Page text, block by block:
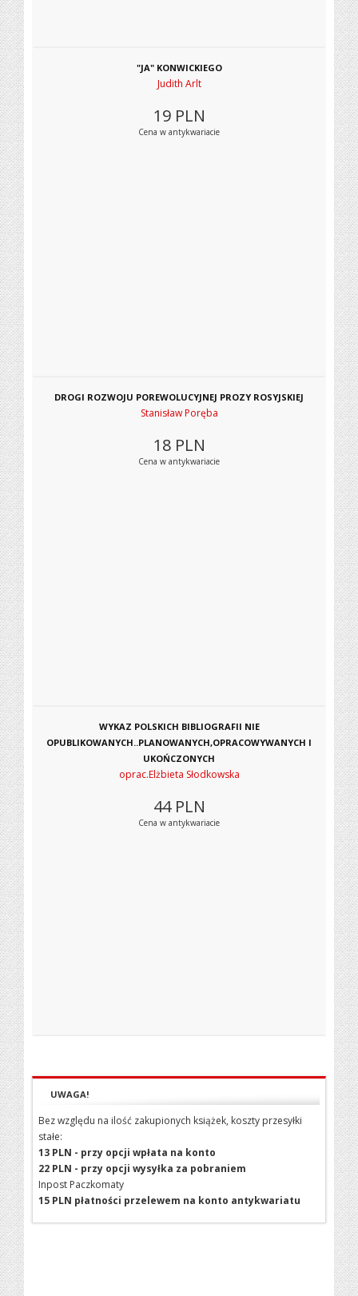
"JA" KONWICKIEGO
Judith Arlt
19 PLN
Cena w antykwariacie
DROGI ROZWOJU POREWOLUCYJNEJ PROZY ROSYJSKIEJ
Stanisław Poręba
18 PLN
Cena w antykwariacie
WYKAZ POLSKICH BIBLIOGRAFII NIE
OPUBLIKOWANYCH..PLANOWANYCH,OPRACOWYWANYCH I
UKOŃCZONYCH
oprac.Elżbieta Słodkowska
44 PLN
Cena w antykwariacie
UWAGA!
Bez względu na ilość zakupionych książek, koszty przesyłki
stałe:
13 PLN - przy opcji wpłata na konto
22 PLN - przy opcji wysyłka za pobraniem
Inpost Paczkomaty
15 PLN płatności przelewem na konto antykwariatu